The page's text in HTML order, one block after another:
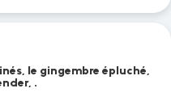
le gingembre épluché,
.